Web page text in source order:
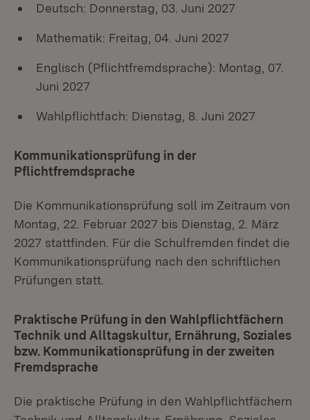
Deutsch: Donnerstag, 03. Juni 2027
Mathematik: Freitag, 04. Juni 2027
Englisch (Pflichtfremdsprache): Montag, 07.
Juni 2027
Wahlpflichtfach: Dienstag, 8. Juni 2027
Kommunikationsprüfung in der
Pflichtfremdsprache
Die Kommunikationsprüfung soll im Zeitraum von
Montag, 22. Februar 2027 bis Dienstag, 2. März
2027 stattfinden. Für die Schulfremden findet die
Kommunikationsprüfung nach den schriftlichen
Prüfungen statt.
Praktische Prüfung in den Wahlpflichtfächern
Technik und Alltagskultur, Ernährung, Soziales
bzw. Kommunikationsprüfung in der zweiten
Fremdsprache
Die praktische Prüfung in den Wahlpflichtfächern